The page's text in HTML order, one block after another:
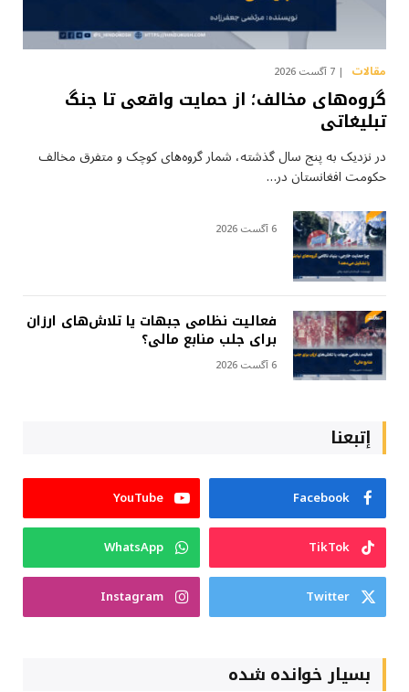
مقالات 7 آگست 2026
گروه‌های مخالف؛ از حمایت واقعی تا جنگ
تبلیغاتی
در نزدیک به پنج سال گذشته، شمار گروه‌های کوچک و متفرق مخالف
حکومت افغانستان در…
6 آگست 2026
فعالیت نظامی جبهات یا تلاش‌های ارزان
برای جلب منابع مالی؟
6 آگست 2026
إتبعنا
Facebook
YouTube
TikTok
WhatsApp
Twitter
Instagram
بسیار خوانده شده